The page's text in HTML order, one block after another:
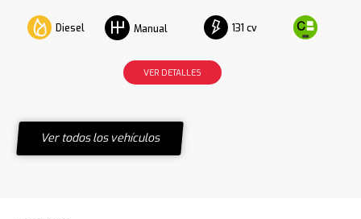
Diesel Manual 131 cv
VER DETALLES
Ver todos los vehículos